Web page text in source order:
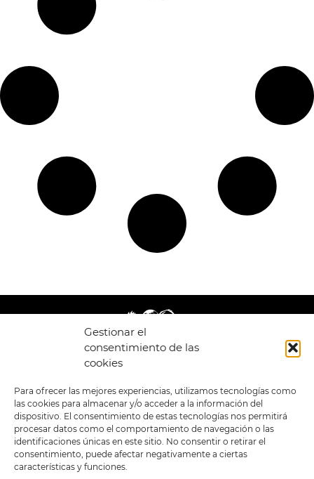
Gestionar el
consentimiento de las
cookies
Para ofrecer las mejores experiencias, utilizamos tecnologías como
las cookies para almacenar y/o acceder a la información del
dispositivo. El consentimiento de estas tecnologías nos permitirá
procesar datos como el comportamiento de navegación o las
identificaciones únicas en este sitio. No consentir o retirar el
consentimiento, puede afectar negativamente a ciertas
características y funciones.
LEGAL
POLÍTICA DE
PRIVACIDAD
TÉRMINOS Y
CONDICIONES
GENERALES DE LA
POLÍTICA DE COOKIES
ENLACES
TIENDA
ESTILOS
FORMATOS
PREVENTAS
OFERTAS
MERCHANDISING